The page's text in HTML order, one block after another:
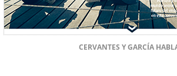
CERVANTES Y GARCÍA